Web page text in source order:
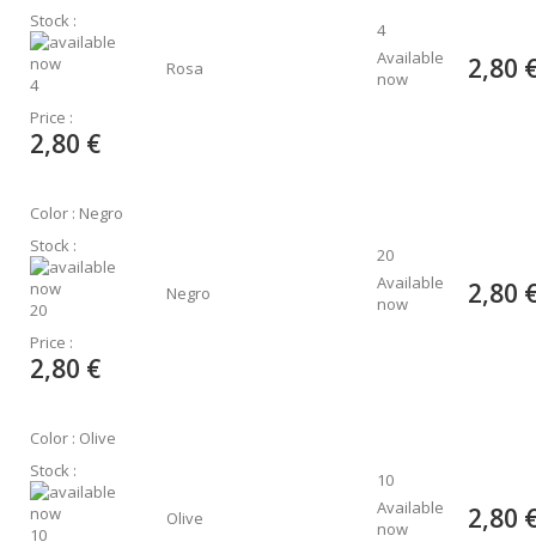
Stock :
4
Price :
2,80 €
Rosa
4
Available
now
2,80
Color : Negro
Stock :
20
Price :
2,80 €
Negro
20
Available
now
2,80
Color : Olive
Stock :
10
Olive
10
Available
now
2,80